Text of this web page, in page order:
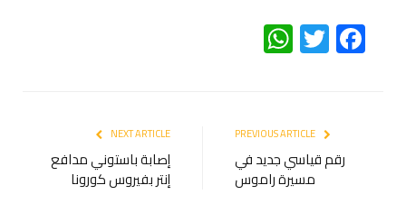
Facebook
Twitter
WhatsApp
رقم قياسي جديد في
مسيرة راموس
NEXT ARTICLE
إصابة باستوني مدافع
إنتر بفيروس كورونا